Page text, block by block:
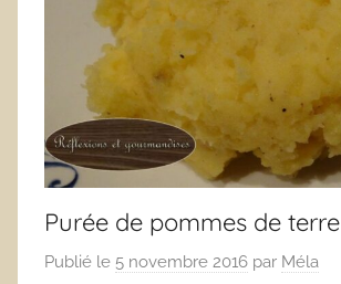
Purée de pommes de terre
Publié le 5 novembre 2016 par Méla